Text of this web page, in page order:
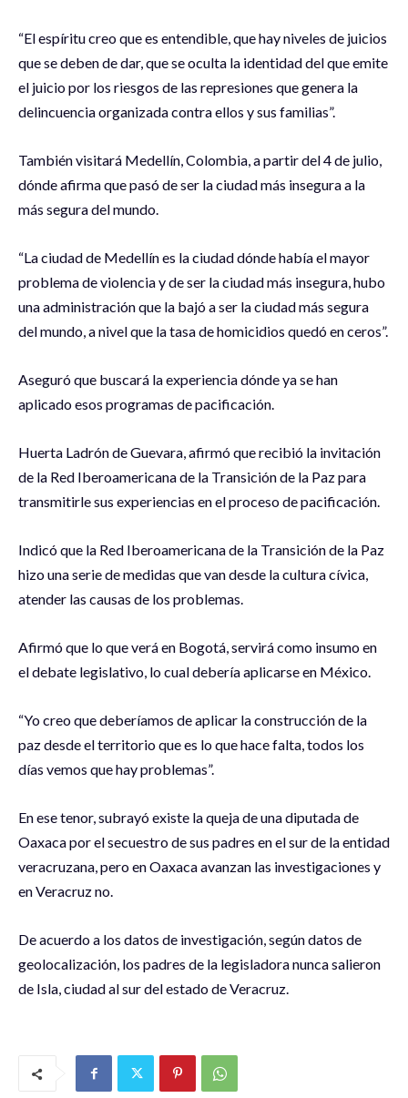
“El espíritu creo que es entendible, que hay niveles de juicios
que se deben de dar, que se oculta la identidad del que emite
el juicio por los riesgos de las represiones que genera la
delincuencia organizada contra ellos y sus familias”.
También visitará Medellín, Colombia, a partir del 4 de julio,
dónde afirma que pasó de ser la ciudad más insegura a la
más segura del mundo.
“La ciudad de Medellín es la ciudad dónde había el mayor
problema de violencia y de ser la ciudad más insegura, hubo
una administración que la bajó a ser la ciudad más segura
del mundo, a nivel que la tasa de homicidios quedó en ceros”.
Aseguró que buscará la experiencia dónde ya se han
aplicado esos programas de pacificación.
Huerta Ladrón de Guevara, afirmó que recibió la invitación
de la Red Iberoamericana de la Transición de la Paz para
transmitirle sus experiencias en el proceso de pacificación.
Indicó que la Red Iberoamericana de la Transición de la Paz
hizo una serie de medidas que van desde la cultura cívica,
atender las causas de los problemas.
Afirmó que lo que verá en Bogotá, servirá como insumo en
el debate legislativo, lo cual debería aplicarse en México.
“Yo creo que deberíamos de aplicar la construcción de la
paz desde el territorio que es lo que hace falta, todos los
días vemos que hay problemas”.
En ese tenor, subrayó existe la queja de una diputada de
Oaxaca por el secuestro de sus padres en el sur de la entidad
veracruzana, pero en Oaxaca avanzan las investigaciones y
en Veracruz no.
De acuerdo a los datos de investigación, según datos de
geolocalización, los padres de la legisladora nunca salieron
de Isla, ciudad al sur del estado de Veracruz.